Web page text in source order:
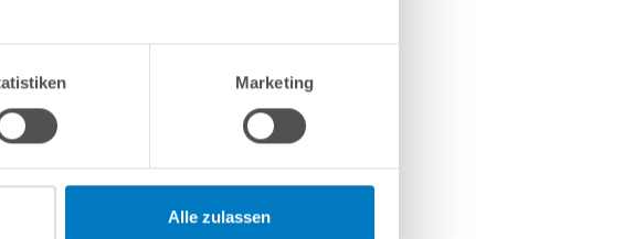
Marketing
Alle zulassen